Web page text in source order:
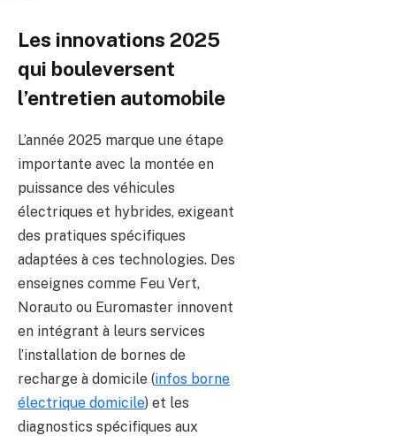
Les innovations 2025
qui bouleversent
l’entretien automobile
L’année 2025 marque une étape
importante avec la montée en
puissance des véhicules
électriques et hybrides, exigeant
des pratiques spécifiques
adaptées à ces technologies. Des
enseignes comme Feu Vert,
Norauto ou Euromaster innovent
en intégrant à leurs services
l’installation de bornes de
recharge à domicile (infos borne
électrique domicile) et les
diagnostics spécifiques aux